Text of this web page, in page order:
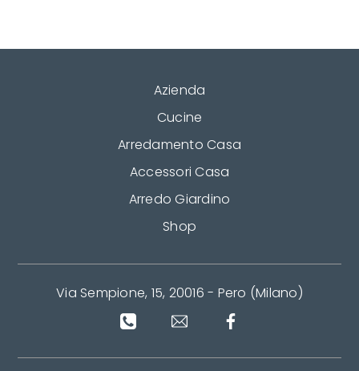
Azienda
Cucine
Arredamento Casa
Accessori Casa
Arredo Giardino
Shop
Via Sempione, 15, 20016 - Pero (Milano)